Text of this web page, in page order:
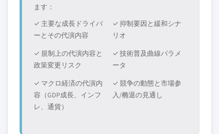
ます：
✓ 主要な成長ドライバ
ーとその代演内容
✓ 抑制要因と緩和シナ
リオ
✓ 規制上の代演内容と
政策変更リスク
✓ 技術普及曲線パラメ
ータ
✓ マクロ経済の代演内
容（GDP成長、インフ
レ、通貨）
✓ 競争の動態と市場参
入/椭退の見通し